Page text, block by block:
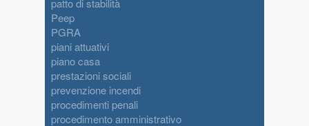
patto di stabilità
Peep
PGRA
piani attuativi
piano casa
prestazioni sociali
prevenzione incendi
procedimenti penali
procedimento amministrativo